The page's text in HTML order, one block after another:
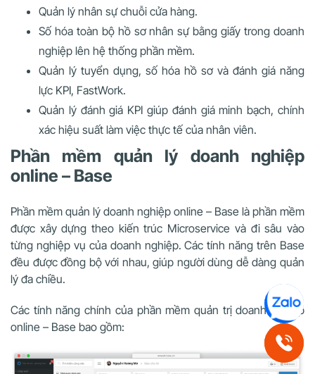
Quản lý nhân sự chuỗi cửa hàng.
Số hóa toàn bộ hồ sơ nhân sự bằng giấy trong doanh
nghiệp lên hệ thống phần mềm.
Quản lý tuyển dụng, số hóa hồ sơ và đánh giá năng
lực KPI, FastWork.
Quản lý đánh giá KPI giúp đánh giá minh bạch, chính
xác hiệu suất làm việc thực tế của nhân viên.
Phần mềm quản lý doanh nghiệp
online – Base
Phần mềm quản lý doanh nghiệp online – Base là phần mềm
được xây dựng theo kiến trúc Microservice và đi sâu vào
từng nghiệp vụ của doanh nghiệp. Các tính năng trên Base
đều được đồng bộ với nhau, giúp người dùng dễ dàng quản
lý đa chiều.
Các tính năng chính của phần mềm quản trị doanh nghiệp
online – Base bao gồm: